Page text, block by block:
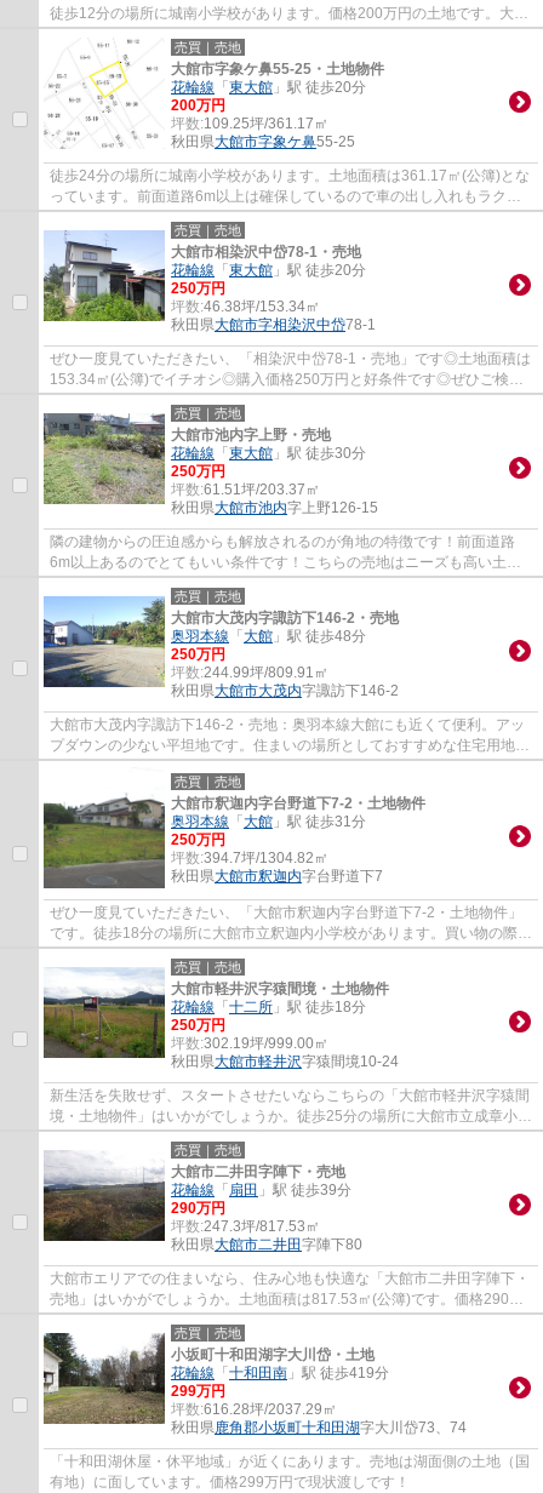
徒歩12分の場所に城南小学校があります。価格200万円の土地です。大館
市エリアの不動産情報なら、地域を知り尽くし...
売買｜売地
大館市字象ケ鼻55-25・土地物件
花輪線 「 東大館 」駅 徒歩20分
200万円
坪数:109.25坪/361.17㎡
秋田県大館市字象ケ鼻55-25
徒歩24分の場所に城南小学校があります。土地面積は361.17㎡(公簿)とな
っています。前面道路6m以上は確保しているので車の出し入れもラクラ
クです。土地選びは、満足のいくマイホーム...
売買｜売地
大館市相染沢中岱78-1・売地
花輪線 「 東大館 」駅 徒歩20分
250万円
坪数:46.38坪/153.34㎡
秋田県大館市字相染沢中岱78-1
ぜひ一度見ていただきたい、「相染沢中岱78-1・売地」です◎土地面積は
153.34㎡(公簿)でイチオシ◎購入価格250万円と好条件です◎ぜひご検討
してみてはいかがでしょうか◎花輪線東大館周辺...
売買｜売地
大館市池内字上野・売地
花輪線 「 東大館 」駅 徒歩30分
250万円
坪数:61.51坪/203.37㎡
秋田県大館市池内字上野126-15
隣の建物からの圧迫感からも解放されるのが角地の特徴です！前面道路
6m以上あるのでとてもいい条件です！こちらの売地はニーズも高い土地
です！土地面積は203.37㎡(公簿)あります！お...
売買｜売地
大館市大茂内字諏訪下146-2・売地
奥羽本線 「 大館 」駅 徒歩48分
250万円
坪数:244.99坪/809.91㎡
秋田県大館市大茂内字諏訪下146-2
大館市大茂内字諏訪下146-2・売地：奥羽本線大館にも近くて便利。アッ
プダウンの少ない平坦地です。住まいの場所としておすすめな住宅用地と
なっています。250万円という価格を実現し...
売買｜売地
大館市釈迦内字台野道下7-2・土地物件
奥羽本線 「 大館 」駅 徒歩31分
250万円
坪数:394.7坪/1304.82㎡
秋田県大館市釈迦内字台野道下7
ぜひ一度見ていただきたい、「大館市釈迦内字台野道下7-2・土地物件」
です。徒歩18分の場所に大館市立釈迦内小学校があります。買い物の際の
道のりも楽になりやすい平坦地です。住まい...
売買｜売地
大館市軽井沢字猿間境・土地物件
花輪線 「 十二所 」駅 徒歩18分
250万円
坪数:302.19坪/999.00㎡
秋田県大館市軽井沢字猿間境10-24
新生活を失敗せず、スタートさせたいならこちらの「大館市軽井沢字猿間
境・土地物件」はいかがでしょうか。徒歩25分の場所に大館市立成章小学
校があります。売地をお探しの方には、こ...
売買｜売地
大館市二井田字陣下・売地
花輪線 「 扇田 」駅 徒歩39分
290万円
坪数:247.3坪/817.53㎡
秋田県大館市二井田字陣下80
大館市エリアでの住まいなら、住み心地も快適な「大館市二井田字陣下・
売地」はいかがでしょうか。土地面積は817.53㎡(公簿)です。価格290万
円と抑えめの価格にも関わらず、条件も整っ...
売買｜売地
小坂町十和田湖字大川岱・土地
花輪線 「 十和田南 」駅 徒歩419分
299万円
坪数:616.28坪/2037.29㎡
秋田県鹿角郡小坂町十和田湖字大川岱73、74
「十和田湖休屋・休平地域」が近くにあります。売地は湖面側の土地（国
有地）に面しています。価格299万円で現状渡しです！